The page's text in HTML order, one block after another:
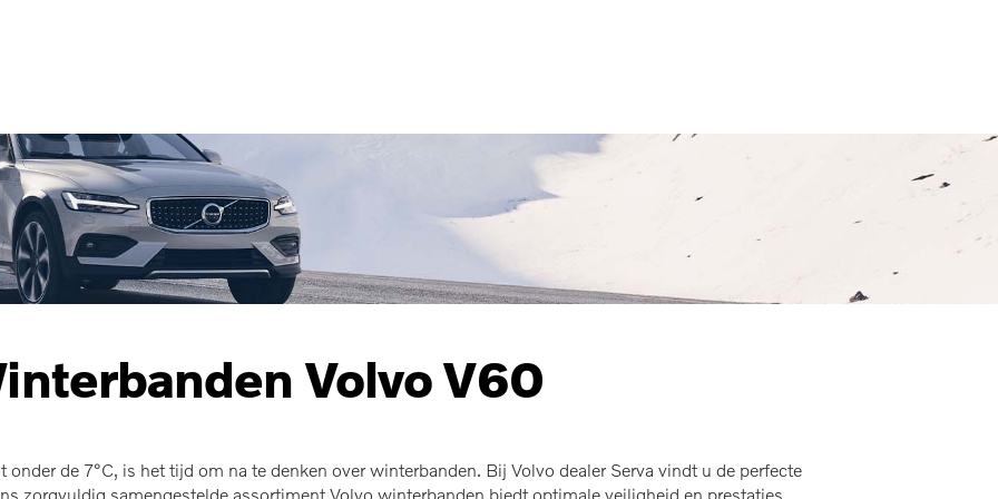
Volvo V60
de 7°C, is het tijd om na te denken over winterbanden. Bij Volvo dealer Serva vindt u de perfecte
zorgvuldig samengestelde assortiment Volvo winterbanden biedt optimale veiligheid en prestaties